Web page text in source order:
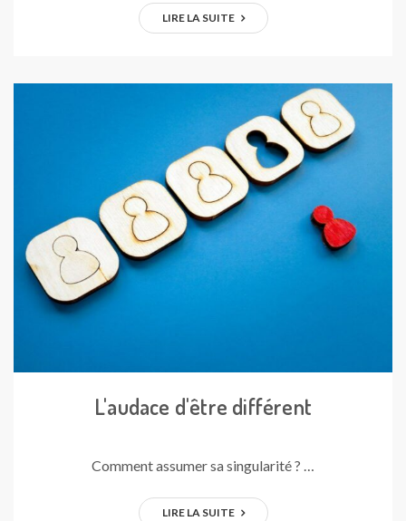
LIRE LA SUITE
L'audace d'être différent
Comment assumer sa singularité ? …
LIRE LA SUITE